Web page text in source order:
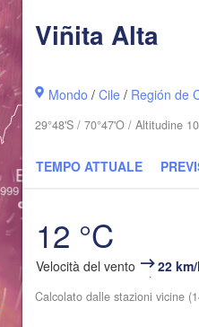
Viñita Alta
Mondo /Cile / Región de
29°48'S / 70°47'O / Altitudine
TEMPO ATTUALE
12 °C
Velocità del vento 22
Calcolato dalle stazioni vicine
B